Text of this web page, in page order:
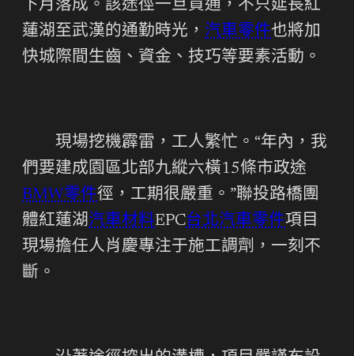
下月落成。該途徑一旦買通，不只延長紅
蓮湖至武漢的通勤時光， 汽車零件也將加
快城際間生齒、資金、技巧等要素活動。
現場挖機霹雷，工人繁忙。“年內，我
們要建成園區北部九縱六橫15條市政途
BMW零件徑，工期很嚴重。”聯投路橋團
體紅蓮湖汽車材料EPC台北汽車零件項目
現場擔任人肖慶專注于施工調劑，一刻不
斷。